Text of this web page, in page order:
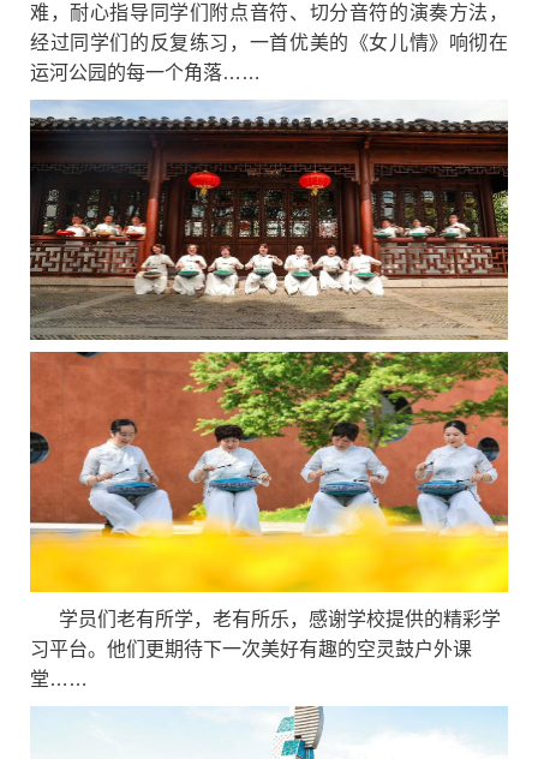
难，耐心指导同学们附点音符、切分音符的演奏方法，
经过同学们的反复练习，一首优美的《女儿情》响彻在
运河公园的每一个角落……
学员们老有所学，老有所乐，感谢学校提供的精彩学
习平台。他们更期待下一次美好有趣的空灵鼓户外课
堂……